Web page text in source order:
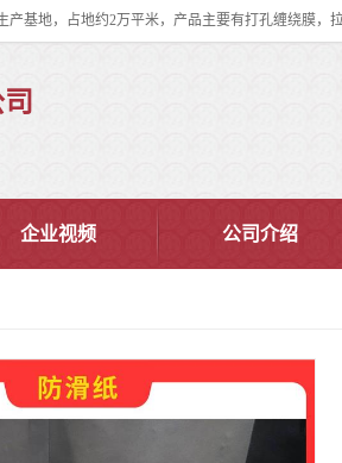
企业视频 公司介绍